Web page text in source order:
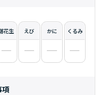
花生 えび かに くるみ
項